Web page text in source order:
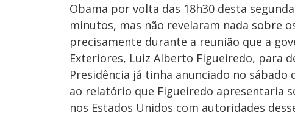
Obama por volta das 18h30 desta
minutos, mas não revelaram nada sobre
precisamente durante a reunião que a
Exteriores, Luiz Alberto Figueiredo, para
Presidência já tinha anunciado no
ao relatório que Figueiredo apresentaria
nos Estados Unidos com autoridades